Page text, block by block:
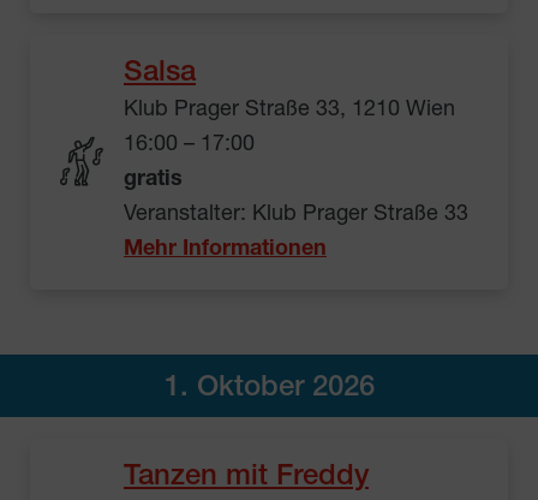
Salsa
Klub Prager Straße 33, 1210 Wien
16:00 – 17:00
gratis
Veranstalter: Klub Prager Straße 33
Mehr Informationen
1. Oktober 2026
Tanzen mit Freddy